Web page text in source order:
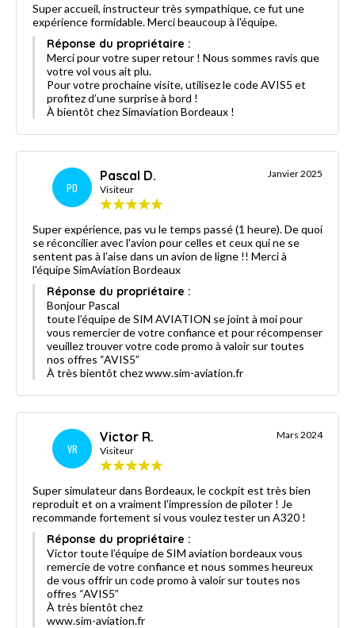
Super accueil, instructeur très sympathique, ce fut une
expérience formidable. Merci beaucoup à l'équipe.
Réponse du propriétaire :
Merci pour votre super retour ! Nous sommes ravis que
votre vol vous ait plu.
Pour votre prochaine visite, utilisez le code AVIS5 et
profitez d’une surprise à bord !
À bientôt chez Simaviation Bordeaux !
PD
Pascal D.
Visiteur
Janvier 2025
Super expérience, pas vu le temps passé (1 heure). De quoi
se réconcilier avec l'avion pour celles et ceux qui ne se
sentent pas à l'aise dans un avion de ligne !! Merci à
l'équipe SimAviation Bordeaux
Réponse du propriétaire :
Bonjour Pascal
toute l’équipe de SIM AVIATION se joint à moi pour
vous remercier de votre confiance et pour récompenser
veuillez trouver votre code promo à valoir sur toutes
nos offres “AVIS5”
À très bientôt chez www.sim-aviation.fr
VR
Victor R.
Visiteur
Mars 2024
Super simulateur dans Bordeaux, le cockpit est très bien
reproduit et on a vraiment l'impression de piloter ! Je
recommande fortement si vous voulez tester un A320 !
Réponse du propriétaire :
Victor toute l’équipe de SIM aviation bordeaux vous
remercie de votre confiance et nous sommes heureux
de vous offrir un code promo à valoir sur toutes nos
offres “AVIS5”
À très bientôt chez
www.sim-aviation.fr